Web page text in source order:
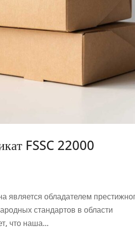
FSSC 22000
является обладателем
стандартов в области
что наша...